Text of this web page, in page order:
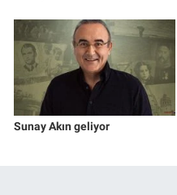
Sunay Akın geliyor